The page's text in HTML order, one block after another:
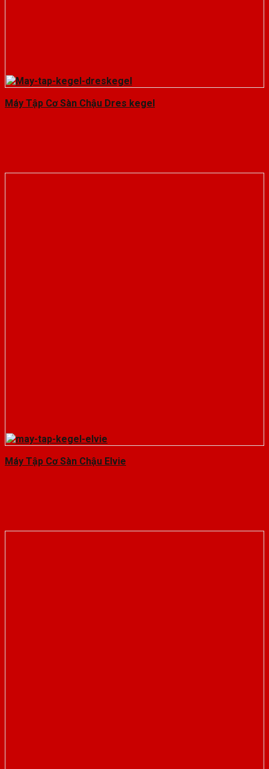
Máy Tập Cơ Sàn Chậu Dres kegel
Máy Tập Cơ Sàn Chậu Elvie